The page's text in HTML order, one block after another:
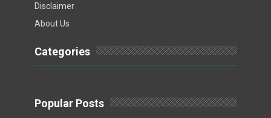
Disclaimer
About Us
Categories
Popular Posts